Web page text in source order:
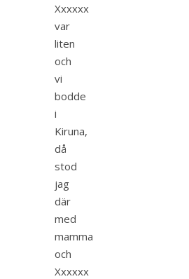
Xxxxxx
var
liten
och
vi
bodde
i
Kiruna,
då
stod
jag
där
med
mamma
och
Xxxxxx